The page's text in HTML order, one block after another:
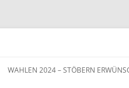
Inhalt
WAHLEN 2024 – STÖBERN